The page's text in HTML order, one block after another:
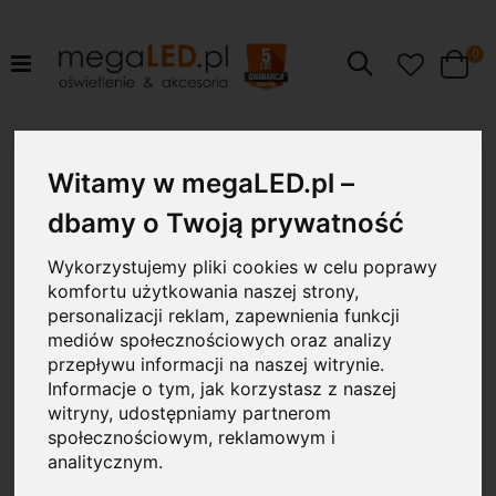
Witamy w megaLED.pl –
dbamy o Twoją prywatność
Wykorzystujemy pliki cookies w celu poprawy
komfortu użytkowania naszej strony,
personalizacji reklam, zapewnienia funkcji
mediów społecznościowych oraz analizy
przepływu informacji na naszej witrynie.
Informacje o tym, jak korzystasz z naszej
witryny, udostępniamy partnerom
społecznościowym, reklamowym i
analitycznym.
Szukaj Cart
0
koniec
galerii
24W